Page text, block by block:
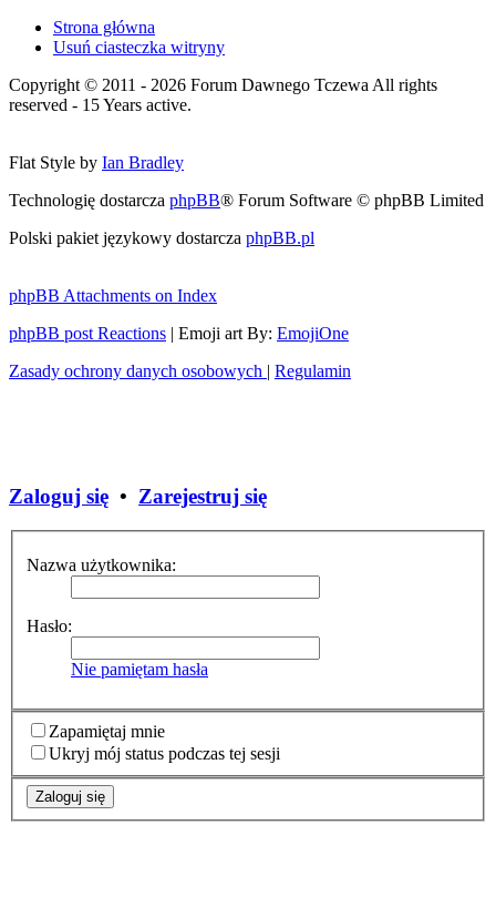
Strona główna
Usuń ciasteczka witryny
Copyright © 2011 - 2026 Forum Dawnego Tczewa All rights
reserved - 15 Years active.
Flat Style by Ian Bradley
Technologię dostarcza phpBB® Forum Software © phpBB Limited
Polski pakiet językowy dostarcza phpBB.pl
phpBB Attachments on Index
phpBB post Reactions | Emoji art By: EmojiOne
Zasady ochrony danych osobowych | Regulamin
Zaloguj się • Zarejestruj się
Nazwa użytkownika:
Hasło:
Nie pamiętam hasła
Zapamiętaj mnie
Ukryj mój status podczas tej sesji